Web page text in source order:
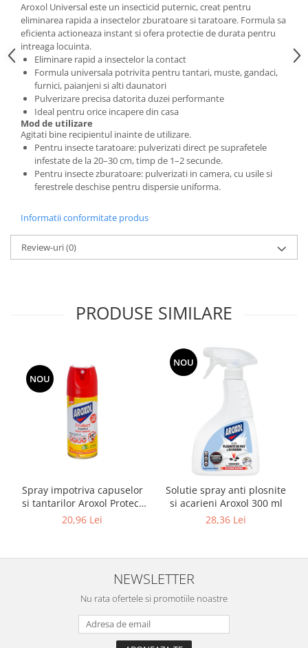
suprafete
Cristale Aspirator
Laveta magica
Maturi, mopuri si galeti
Solutii Antimucegai
Manusi
Rezerva mop
Solutie anticalcar pentru cafetiere
Solutie curatare aparatura
electronica
Aroxol Universal este un insecticid puternic, creat pentru
eliminarea rapida a insectelor zburatoare si taratoare. Formula sa
eficienta actioneaza instant si ofera protectie de durata pentru
intreaga locuinta.
Eliminare rapid a insectelor la contact
Formula universala potrivita pentru tantari, muste, gandaci,
furnici, paianjeni si alti daunatori
Pulverizare precisa datorita duzei performante
Ideal pentru orice incapere din casa
Mod de utilizare
Agitati bine recipientul inainte de utilizare.
Pentru insecte taratoare: pulverizati direct pe suprafetele
infestate de la 20–30 cm, timp de 1–2 secunde.
Pentru insecte zburatoare: pulverizati in camera, cu usile si
ferestrele deschise pentru dispersie uniforma.
Informatii conformitate produs
Review-uri(0)
PRODUSE SIMILARE
NOU
Spray impotriva capuselor
si tantarilor Aroxol Protect
100 ml
20,96 Lei
NOU
Solutie spray anti plosnite
si acarieni Aroxol 300 ml
28,36 Lei
NEWSLETTER
Nu rata ofertele si promotiile noastre